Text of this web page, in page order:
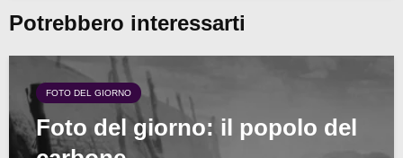
Potrebbero interessarti
FOTO DEL GIORNO
Foto del giorno: il popolo del